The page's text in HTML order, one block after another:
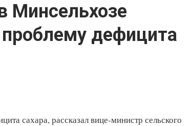
Минсельхозе
дефицита
сахара, рассказал вице-министр сельского